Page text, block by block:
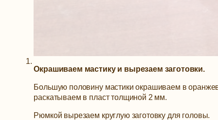
Окрашиваем мастику и вырезаем заготовки.
Большую половину мастики окрашиваем в
раскатываем в пласт толщиной 2 мм.
Рюмкой вырезаем круглую заготовку для головы.